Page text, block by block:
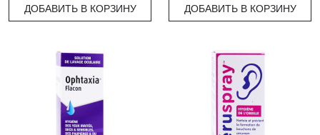
ДОБАВИТЬ В КОРЗИНУ ДОБАВИТЬ В КОРЗИНУ